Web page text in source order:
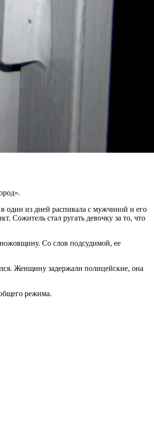
один из дней распивала с мужчиной и его
Сожитель стал ругать девочку за то, что
Со слов подсудимой, ее
Женщину задержали полицейские, она
режима.